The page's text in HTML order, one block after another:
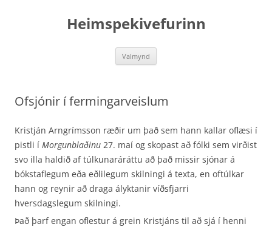
Heimspekivefurinn
Valmynd
Ofsjónir í fermingarveislum
Kristján Arngrímsson ræðir um það sem hann kallar oflæsi í
pistli í Morgunblaðinu 27. maí og skopast að fólki sem virðist
svo illa haldið af túlkunaráráttu að það missir sjónar á
bókstaflegum eða eðlilegum skilningi á texta, en oftúlkar
hann og reynir að draga ályktanir víðsfjarri
hversdagslegum skilningi.
Það þarf engan oflestur á grein Kristjáns til að sjá í henni